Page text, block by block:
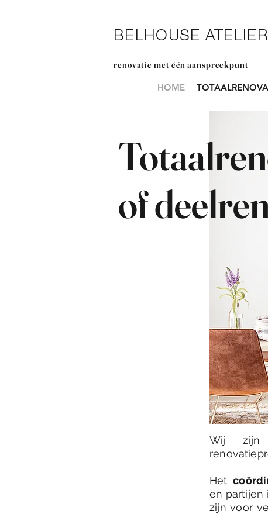
BELHOUSE ATELIER
renovatie met één aanspreekpunt
HOME
of
Wij zijn
Het
en partijen
zijn voor